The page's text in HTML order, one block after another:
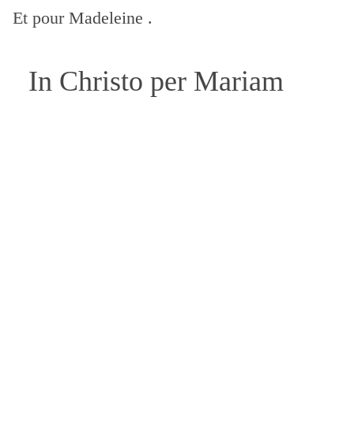
Et pour Madeleine .
In Christo per Mariam